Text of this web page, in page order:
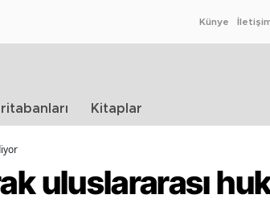
Künye
Kitaplar
uluslararası